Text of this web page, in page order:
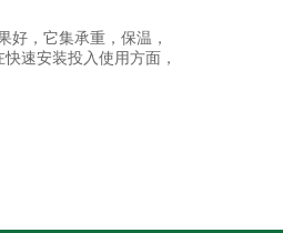
好，它集承重，保温，
速安装投入使用方面，